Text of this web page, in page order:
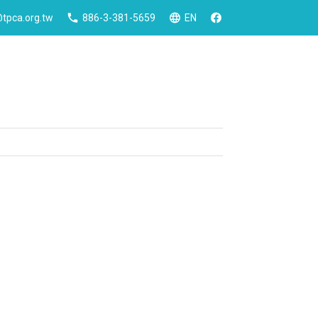
886-3-381-5659 EN